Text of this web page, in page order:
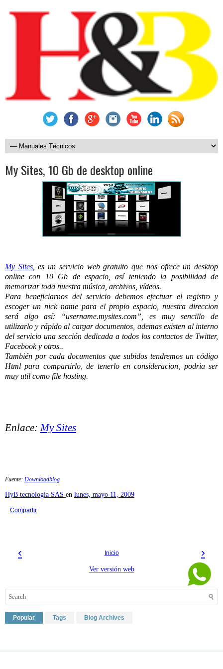
My Sites, 10 Gb de desktop online
My Sites, es un servicio web gratuito que nos ofrece un desktop
online con 10 Gb de espacio, así teniendo la posibilidad de
memorizar toda nuestra música, archivos, vídeos.
Para beneficiarnos del servicio debemos efectuar el registro y
escoger un nick name para el propio espacio, nuestra direccion
será algo así: “username.mysites.com”, es muy sencillo de
utilizarlo y rápido al cargar documentos, ademas existen al interno
del servicio una sección dedicada a todos los contactos de Twitter,
Facebook y otros..
También por cada documentos que subidos tendremos un código
Html para compartirlo, de tenerlo en consideracion, podria ser
muy util como file hosting.
Enlace: My Sites
Fuente: Downloadblog
HyB tecnología SAS en lunes, mayo 11, 2009
Compartir
‹ ›
Inicio
Ver versión web
Popular Tags Blog Archives